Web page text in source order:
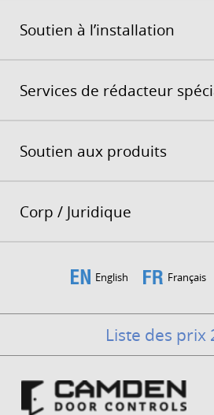
Soutien à l’installation
Services de rédacteur
Soutien aux produits
Corp / Juridique
English Français
Liste des prix